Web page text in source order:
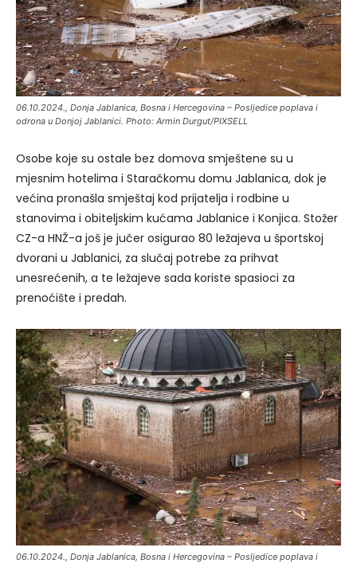
06.10.2024., Donja Jablanica, Bosna i Hercegovina – Posljedice poplava i
odrona u Donjoj Jablanici. Photo: Armin Durgut/PIXSELL
Osobe koje su ostale bez domova smještene su u
mjesnim hotelima i Staračkomu domu Jablanica, dok je
većina pronašla smještaj kod prijatelja i rodbine u
stanovima i obiteljskim kućama Jablanice i Konjica. Stožer
CZ-a HNŽ-a još je jučer osigurao 80 ležajeva u športskoj
dvorani u Jablanici, za slučaj potrebe za prihvat
unesrećenih, a te ležajeve sada koriste spasioci za
prenoćište i predah.
06.10.2024., Donja Jablanica, Bosna i Hercegovina – Posljedice poplava i